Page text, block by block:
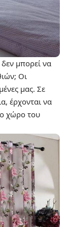
μπορεί να
Οι
μας. Σε
έρχονται να
χώρο του